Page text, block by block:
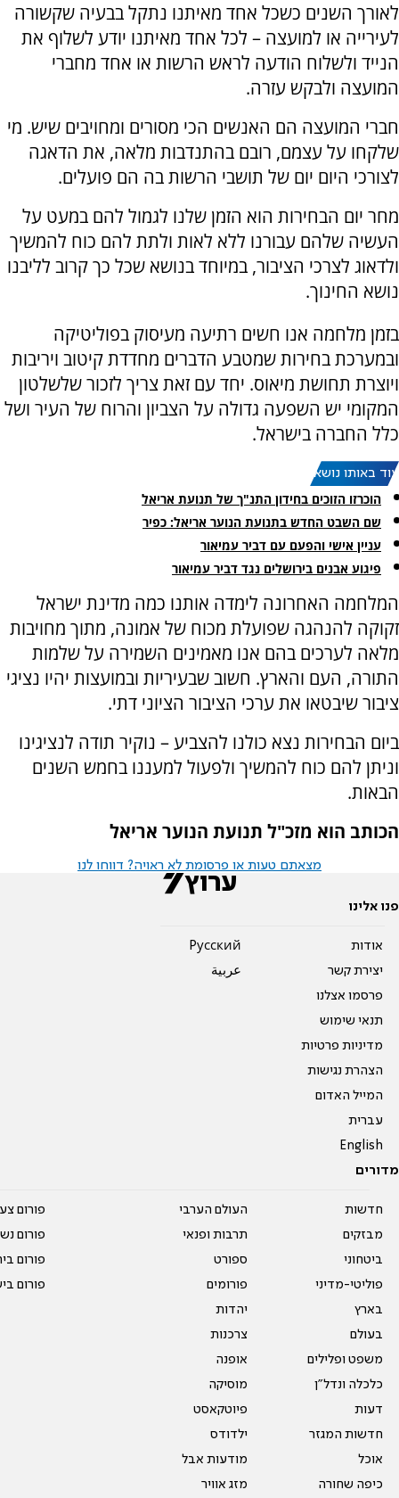
לאורך השנים כשכל אחד מאיתנו נתקל בבעיה שקשורה
לעירייה או למועצה – לכל אחד מאיתנו יודע לשלוף את
הנייד ולשלוח הודעה לראש הרשות או אחד מחברי
המועצה ולבקש עזרה.
חברי המועצה הם האנשים הכי מסורים ומחויבים שיש. מי
שלקחו על עצמם, רובם בהתנדבות מלאה, את הדאגה
לצורכי היום יום של תושבי הרשות בה הם פועלים.
מחר יום הבחירות הוא הזמן שלנו לגמול להם במעט על
העשיה שלהם עבורנו ללא לאות ולתת להם כוח להמשיך
ולדאוג לצרכי הציבור, במיוחד בנושא שכל כך קרוב לליבנו
נושא החינוך.
בזמן מלחמה אנו חשים רתיעה מעיסוק בפוליטיקה
ובמערכת בחירות שמטבע הדברים מחדדת קיטוב ויריבות
ויוצרת תחושת מיאוס. יחד עם זאת צריך לזכור שלשלטון
המקומי יש השפעה גדולה על הצביון והרוח של העיר ושל
כלל החברה בישראל.
עוד באותו נושא:
הוכרזו הזוכים בחידון התנ"ך של תנועת אריאל
שם השבט החדש בתנועת הנוער אריאל: כפיר
עניין אישי והפעם עם דביר עמיאור
פיגוע אבנים בירושלים נגד דביר עמיאור
המלחמה האחרונה לימדה אותנו כמה מדינת ישראל
זקוקה להנהגה שפועלת מכוח של אמונה, מתוך מחויבות
מלאה לערכים בהם אנו מאמינים השמירה על שלמות
התורה, העם והארץ. חשוב שבעיריות ובמועצות יהיו נציגי
ציבור שיבטאו את ערכי הציבור הציוני דתי.
ביום הבחירות נצא כולנו להצביע – נוקיר תודה לנציגינו
וניתן להם כוח להמשיך ולפעול למעננו בחמש השנים
הבאות.
הכותב הוא מזכ"ל תנועת הנוער אריאל
מצאתם טעות או פרסומת לא ראויה? דווחו לנו
פנו אלינו
אודות
יצירת קשר
פרסמו אצלנו
תנאי שימוש
מדיניות פרטיות
הצהרת נגישות
המייל האדום
עברית
English
Pусский
عربية
מדורים
חדשות
מבזקים
ביטחוני
פוליטי-מדיני
בארץ
בעולם
משפט ופלילים
כלכלה ונדל"ן
דעות
חדשות המגזר
אוכל
כיפה שחורה
העולם הערבי
תרבות ופנאי
ספורט
פורומים
יהדות
צרכנות
אופנה
מוסיקה
פיוטקאסט
ילדודס
מודעות אבל
מזג אוויר
פורום
פורום
פורום
פורום